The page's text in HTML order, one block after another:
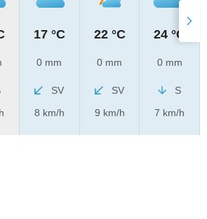
17 °C
0 mm
SV
8 km/h
22 °C
0 mm
SV
9 km/h
24 °C
0 mm
S
7 km/h